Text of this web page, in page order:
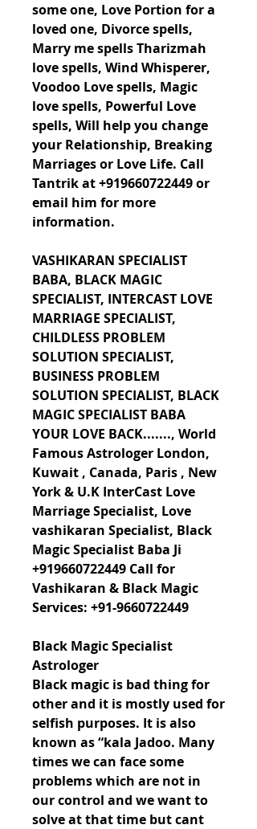
some one, Love Portion for a
loved one, Divorce spells,
Marry me spells Tharizmah
love spells, Wind Whisperer,
Voodoo Love spells, Magic
love spells, Powerful Love
spells, Will help you change
your Relationship, Breaking
Marriages or Love Life. Call
Tantrik at +919660722449 or
email him for more
information.
VASHIKARAN SPECIALIST
BABA, BLACK MAGIC
SPECIALIST, INTERCAST LOVE
MARRIAGE SPECIALIST,
CHILDLESS PROBLEM
SOLUTION SPECIALIST,
BUSINESS PROBLEM
SOLUTION SPECIALIST, BLACK
MAGIC SPECIALIST BABA
YOUR LOVE BACK......., World
Famous Astrologer London,
Kuwait , Canada, Paris , New
York & U.K InterCast Love
Marriage Specialist, Love
vashikaran Specialist, Black
Magic Specialist Baba Ji
+919660722449 Call for
Vashikaran & Black Magic
Services: +91-9660722449
Black Magic Specialist
Astrologer
Black magic is bad thing for
other and it is mostly used for
selfish purposes. It is also
known as “kala Jadoo. Many
times we can face some
problems which are not in
our control and we want to
solve at that time but cant